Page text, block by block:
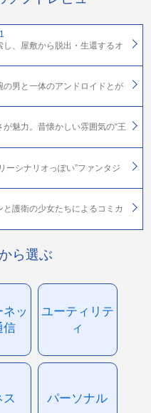
、屋敷から脱出・生還するオ
男と一体のアンドロイドとが
魅力。昔懐かしい雰囲気の“王
ーシナリオっぽい”ファンタジ
護衛の少女たちによるコミカ
ら選ぶ
ッ
信
ユーティリテ
ィ
ス パーソナル